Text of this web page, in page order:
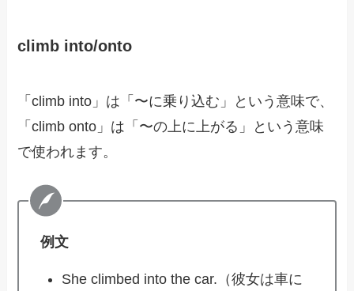
climb into/onto
「climb into」は「〜に乗り込む」という意味で、
「climb onto」は「〜の上に上がる」という意味
で使われます。
例文
She climbed into the car.（彼女は車に